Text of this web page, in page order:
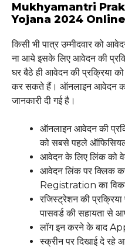
Mukhyamantri
Yojana 2024
किसी भी पात्र उम्मीदवार को
ना आये इसके लिए आवेदन की
घर बैठे ही आवेदन की प्रक्रिया
कर सकते हैं। ऑनलाइन आवेदन
जानकारी दी गई है।
ऑनलाइन आवेदन की
को सबसे पहले ऑफिसियल
आवेदन के लिए लिंक को
आवेदन लिंक पर क्लिक
Registration का
रजिस्ट्रेशन की
पासवर्ड की सहायता से
लॉग इन करने के बाद
स्क्रीन पर दिखाई दे रहे